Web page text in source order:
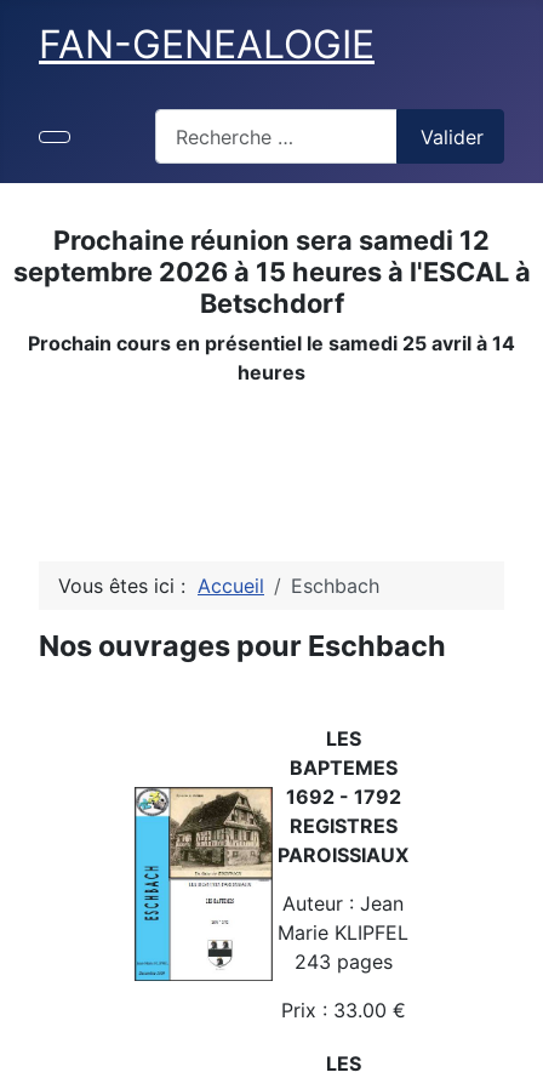
FAN-GENEALOGIE
Type 2 or more characters for results.
Valider
Prochaine réunion sera samedi 12
septembre 2026 à 15 heures à l'ESCAL à
Betschdorf
Prochain cours en présentiel le samedi 25 avril à 14
heures
Vous êtes ici : Accueil Eschbach
Nos ouvrages pour Eschbach
LES
BAPTEMES
1692 - 1792
REGISTRES
PAROISSIAUX
Auteur : Jean
Marie KLIPFEL
243 pages
Prix : 33.00 €
LES